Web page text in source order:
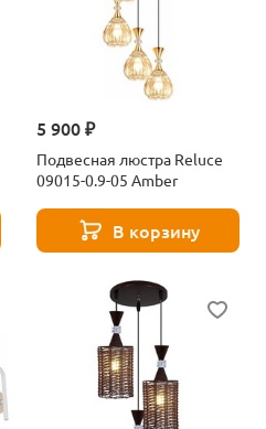
5 900 ₽
Подвесная люстра Reluce
09015-0.9-05 Amber
В корзину